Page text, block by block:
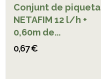
Conjunt de piqueta
NETAFIM 12 l/h +
0,60m de...
0,67 €